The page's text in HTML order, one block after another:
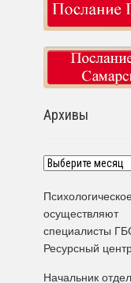
Архивы
Архивы
осуществляют
специалисты
Ресурсный
Начальник